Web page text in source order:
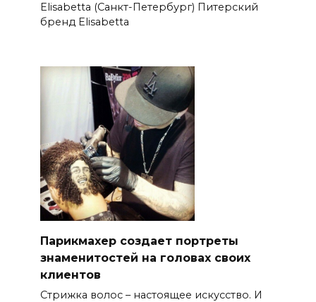
Elisabetta (Санкт-Петербург) Питерский
бренд Elisabetta
Парикмахер создает портреты
знаменитостей на головах своих
клиентов
Стрижка волос – настоящее искусство. И